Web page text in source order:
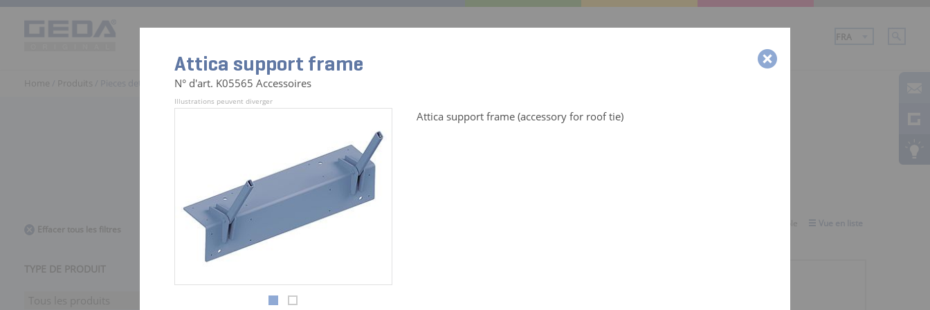
Home Produits / Pieces detachées Monte Materiaux | GEDA
Attica support frame
N° d'art. K05565 Accessoires
Illustrations peuvent diverger
Attica support frame (accessory for roof tie)
Effacer tous les filtres
TYPE DE PRODUIT
441 Zubehörteile für:
Vue d'ensemble Vue en liste